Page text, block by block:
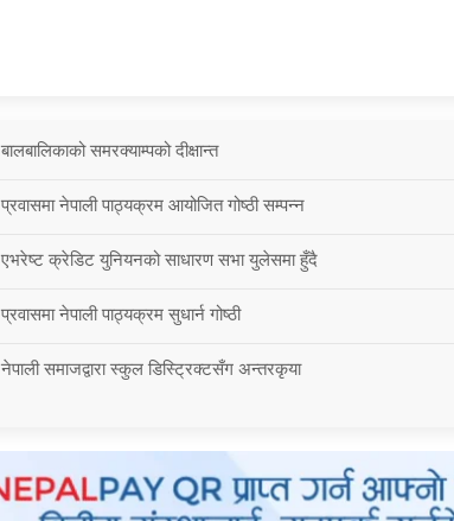
बालबालिकाको समरक्याम्पको दीक्षान्त
प्रवासमा नेपाली पाठ्यक्रम आयोजित गोष्ठी सम्पन्न
एभरेष्ट क्रेडिट युनियनको साधारण सभा युलेसमा हुँदै
प्रवासमा नेपाली पाठ्यक्रम सुधार्न गोष्ठी
नेपाली समाजद्वारा स्कुल डिस्ट्रिक्टसँग अन्तरकृया